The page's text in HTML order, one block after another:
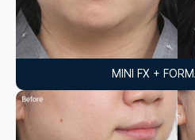
MINI FX +